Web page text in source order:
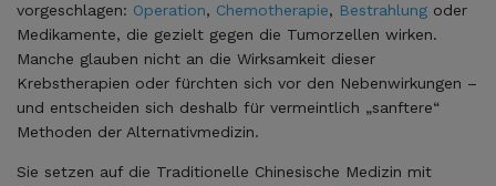
vorgeschlagen: Operation, Chemotherapie, Bestrahlung oder
Medikamente, die gezielt gegen die Tumorzellen wirken.
Manche glauben nicht an die Wirksamkeit dieser
Krebstherapien oder fürchten sich vor den Nebenwirkungen –
und entscheiden sich deshalb für vermeintlich „sanftere“
Methoden der Alternativmedizin.
Sie setzen auf die Traditionelle Chinesische Medizin mit